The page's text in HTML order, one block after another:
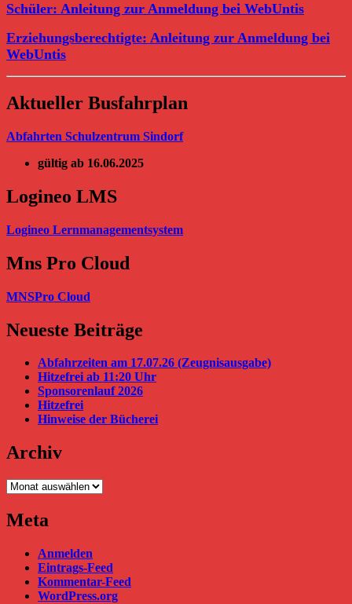
Schüler: Anleitung zur Anmeldung bei WebUntis
Erziehungsberechtigte: Anleitung zur Anmeldung bei
WebUntis
Aktueller Busfahrplan
Abfahrten Schulzentrum Sindorf
gültig ab 16.06.2025
Logineo LMS
Logineo Lernmanagementsystem
Mns Pro Cloud
MNSPro Cloud
Neueste Beiträge
Abfahrzeiten am 17.07.26 (Zeugnisausgabe)
Hitzefrei ab 11:20 Uhr
Sponsorenlauf 2026
Hitzefrei
Hinweise der Bücherei
Archiv
Archiv
Meta
Anmelden
Eintrags-Feed
Kommentar-Feed
WordPress.org